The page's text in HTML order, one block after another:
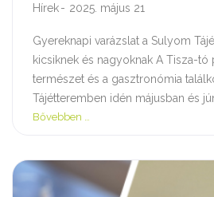
Hírek 2025. május 21
Gyereknapi varázslat a Sulyom
kicsiknek és nagyoknak A Tisza-tó
természet és a gasztronómia
Tájétteremben idén májusban és
Bővebben …